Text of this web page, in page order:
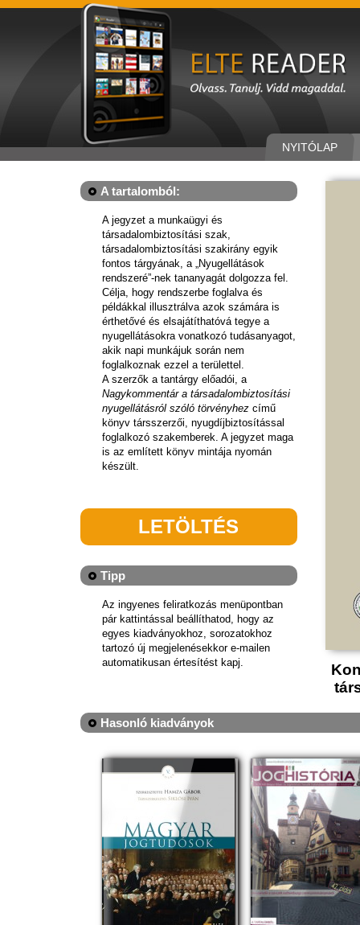
NYITÓLAP
A tartalomból:
A jegyzet a munkaügyi és
társadalombiztosítási szak,
társadalombiztosítási szakirány egyik
fontos tárgyának, a „Nyugellátások
rendszeré”-nek tananyagát dolgozza fel.
Célja, hogy rendszerbe foglalva és
példákkal illusztrálva azok számára is
érthetővé és elsajátíthatóvá tegye a
nyugellátásokra vonatkozó tudásanyagot,
akik napi munkájuk során nem
foglalkoznak ezzel a területtel.
A szerzők a tantárgy előadói, a
Nagykommentár a társadalombiztosítási
nyugellátásról szóló törvényhez című
könyv társszerzői, nyugdíjbiztosítással
foglalkozó szakemberek. A jegyzet maga
is az említett könyv mintája nyomán
készült.
LETÖLTÉS
Tipp
Az ingyenes feliratkozás menüpontban
pár kattintással beállíthatod, hogy az
egyes kiadványokhoz, sorozatokhoz
tartozó új megjelenésekkor e-mailen
automatikusan értesítést kapj.
Hasonló kiadványok